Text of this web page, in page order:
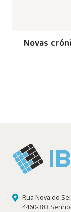
Novas
Rua Nova do
4460-383